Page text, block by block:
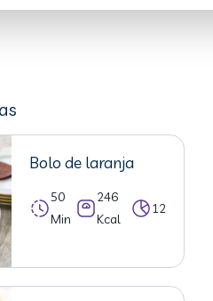
Bolo de laranja
50
Min
246
Kcal
12